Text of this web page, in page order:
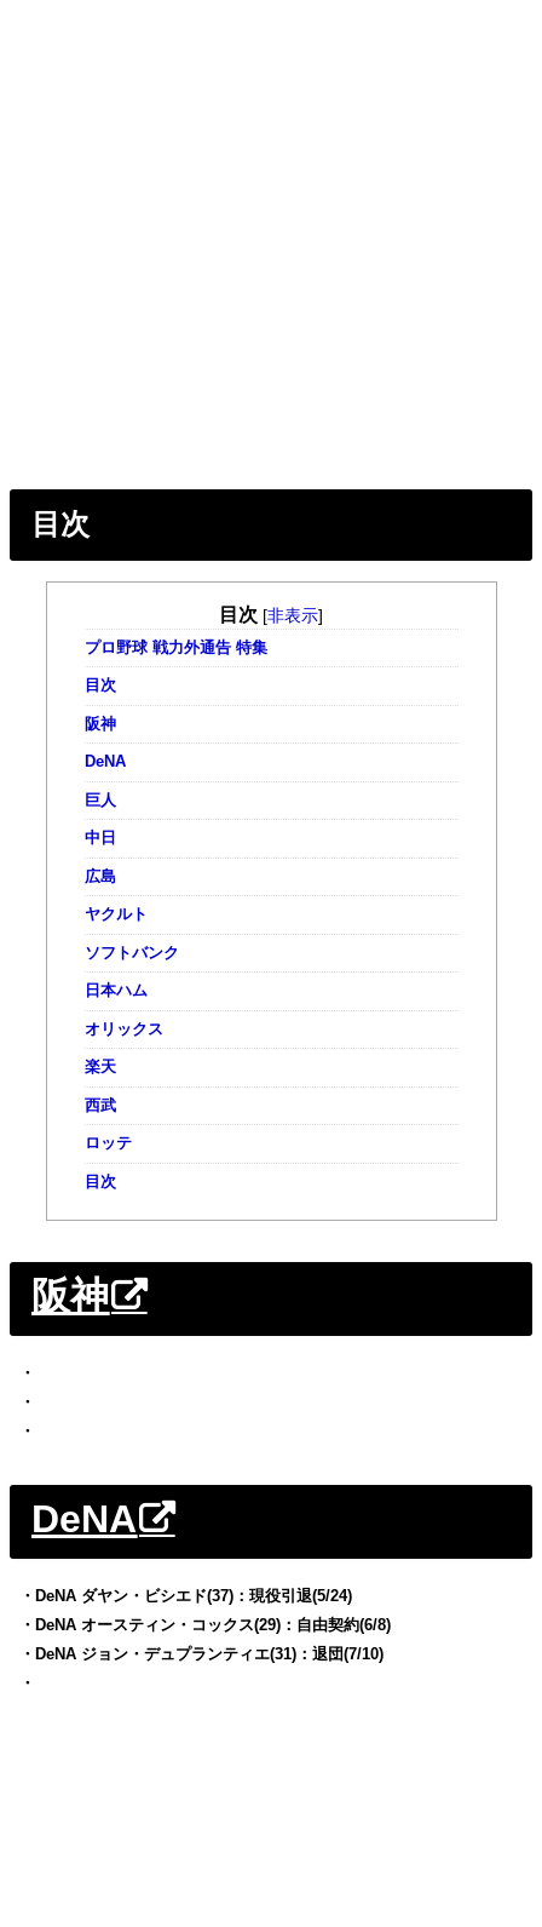
目次
目次 [非表示]
プロ野球 戦力外通告 特集
目次
阪神
DeNA
巨人
中日
広島
ヤクルト
ソフトバンク
日本ハム
オリックス
楽天
西武
ロッテ
目次
阪神
・
・
・
DeNA
・DeNA ダヤン・ビシエド(37)：現役引退(5/24)
・DeNA オースティン・コックス(29)：自由契約(6/8)
・DeNA ジョン・デュプランティエ(31)：退団(7/10)
・